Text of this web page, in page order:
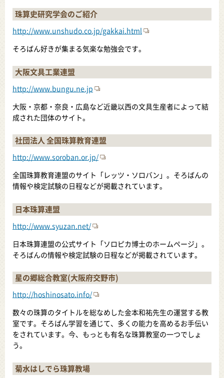
珠算史研究学会のご紹介
http://www.unshudo.co.jp/gakkai.html
そろばん好きが集まる気楽な勉強会です。
大阪文具工業連盟
http://www.bungu.ne.jp
大阪・京都・奈良・広島など近畿以西の文具生産者によって結
成された団体のサイト。
社団法人 全国珠算教育連盟
http://www.soroban.or.jp/
全国珠算教育連盟のサイト「レッツ・ソロバン」。そろばんの
情報や検定試験の日程などが掲載されています。
日本珠算連盟
http://www.syuzan.net/
日本珠算連盟の公式サイト「ソロピカ博士のホームページ」。
そろばんの情報や検定試験の日程などが掲載されています。
星の郷総合教室(大阪府交野市)
http://hoshinosato.info/
数々の珠算のタイトルを総なめした金本和祐先生の運営する教
室です。そろばん学習を通じて、多くの能力を高めるお手伝い
をされています。今、もっとも有名な珠算教室の一つでしょ
う。
菊水はしでら珠算教場